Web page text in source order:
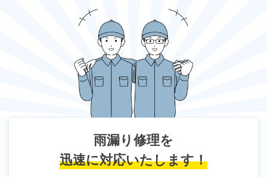
雨漏り修理を
迅速に対応いたします！